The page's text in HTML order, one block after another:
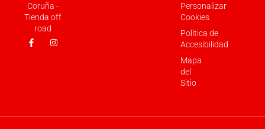
Coruña -
Tienda off
road
Personalizar
Cookies
Política de
Accesibilidad
Mapa
del
Sitio